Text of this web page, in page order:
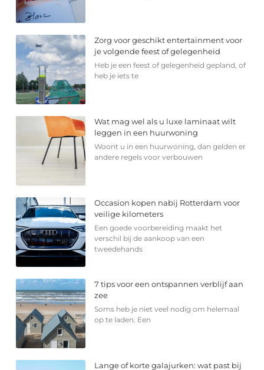
Zorg voor geschikt entertainment voor
je volgende feest of gelegenheid
Heb je een feest of gelegenheid gepland, of
heb je iets te
Wat mag wel als u luxe laminaat wilt
leggen in een huurwoning
Woont u in een huurwoning, dan gelden er
andere regels voor verbouwen
Occasion kopen nabij Rotterdam voor
veilige kilometers
Een goede voorbereiding maakt het
verschil bij de aankoop van een
tweedehands
7 tips voor een ontspannen verblijf aan
zee
Soms heb je niet veel nodig om helemaal
op te laden. Een
Lange of korte galajurken: wat past bij